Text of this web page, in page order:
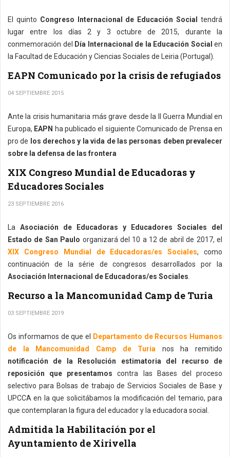
El quinto Congreso Internacional de Educación Social
tendrá
lugar entre los días 2 y 3 octubre de 2015, durante la
conmemoración del
Día Internacional de la Educación Social en
la Facultad de Educación y Ciencias Sociales de Leiria (Portugal).
EAPN Comunicado por la crisis de refugiados
04 SEPTIEMBRE 2015
Ante la crisis humanitaria más grave desde la II Guerra Mundial en
Europa, EAPN ha publicado el siguiente Comunicado de Prensa en
pro de
los derechos y la vida de las personas deben prevalecer
sobre la defensa de las frontera
XIX Congreso Mundial de Educadoras y
Educadores Sociales
23 SEPTIEMBRE 2016
La Asociación de Educadoras y Educadores Sociales del
Estado de San Paulo organizará del 10 a 12 de abril de 2017, el
XIX Congreso Mundial de Educadoras/es Sociales, como
continuación de la série de congresos desarrollados por la
Asociación Internacional de Educadoras/es Sociales
Recurso a la Mancomunidad Camp de Turia
03 SEPTIEMBRE 2019
Os informamos de que el
Departamento de Recursos Humanos
de la Mancomunidad Camp de Turia nos ha remitido
notificación de la Resolución estimatoria del recurso de
reposición que presentamos contra las Bases del proceso
selectivo para Bolsas de trabajo de Servicios Sociales de Base y
UPCCA en la que solicitábamos la modificación del temario, para
que contemplaran la figura del educador y la educadora social.
Admitida la Habilitación por el
Ayuntamiento de Xirivella